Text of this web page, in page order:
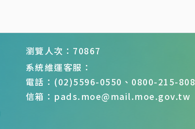
瀏覽人次：70867
系統維運客服：
電話：(02)5596-0550、0800-215-808
信箱：pads.moe@mail.moe.gov.tw